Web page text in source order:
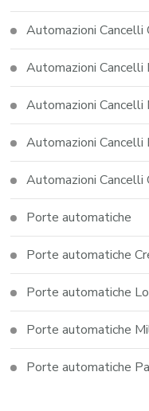
Automazioni Cancelli
Automazioni Cancelli
Automazioni Cancelli
Automazioni Cancelli
Automazioni Cancelli
Porte automatiche
Porte automatiche
Porte automatiche
Porte automatiche
Porte automatiche